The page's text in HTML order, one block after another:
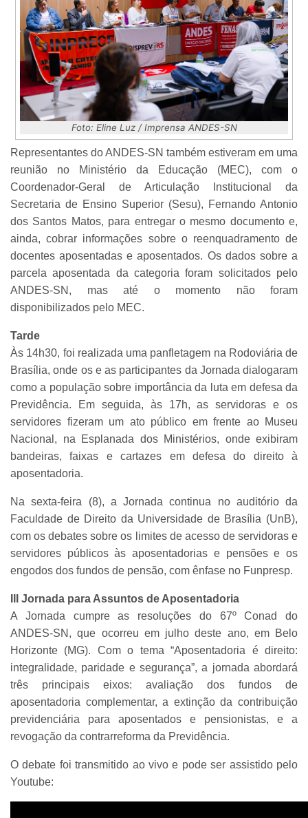
Foto: Eline Luz / Imprensa ANDES-SN
Representantes do ANDES-SN também estiveram em uma
reunião no Ministério da Educação (MEC), com o
Coordenador-Geral de Articulação Institucional da
Secretaria de Ensino Superior (Sesu), Fernando Antonio
dos Santos Matos, para entregar o mesmo documento e,
ainda, cobrar informações sobre o reenquadramento de
docentes aposentadas e aposentados. Os dados sobre a
parcela aposentada da categoria foram solicitados pelo
ANDES-SN, mas até o momento não foram
disponibilizados pelo MEC.
Tarde
Às 14h30, foi realizada uma panfletagem na Rodoviária de
Brasília, onde os e as participantes da Jornada dialogaram
como a população sobre importância da luta em defesa da
Previdência. Em seguida, às 17h, as servidoras e os
servidores fizeram um ato público em frente ao Museu
Nacional, na Esplanada dos Ministérios, onde exibiram
bandeiras, faixas e cartazes em defesa do direito à
aposentadoria.
Na sexta-feira (8), a Jornada continua no auditório da
Faculdade de Direito da Universidade de Brasília (UnB),
com os debates sobre os limites de acesso de servidoras e
servidores públicos às aposentadorias e pensões e os
engodos dos fundos de pensão, com ênfase no Funpresp.
III Jornada para Assuntos de Aposentadoria
A Jornada cumpre as resoluções do 67º Conad do
ANDES-SN, que ocorreu em julho deste ano, em Belo
Horizonte (MG). Com o tema “Aposentadoria é direito:
integralidade, paridade e segurança”, a jornada abordará
três principais eixos: avaliação dos fundos de
aposentadoria complementar, a extinção da contribuição
previdenciária para aposentados e pensionistas, e a
revogação da contrarreforma da Previdência.
O debate foi transmitido ao vivo e pode ser assistido pelo
Youtube: